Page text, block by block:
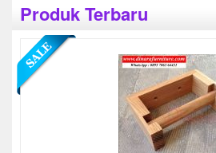
Produk Terbaru